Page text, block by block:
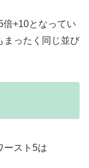
倍+10となってい
まったく同じ並び
ースト5は